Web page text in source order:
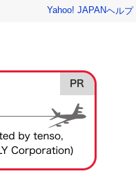
Yahoo! JAPANヘルプ